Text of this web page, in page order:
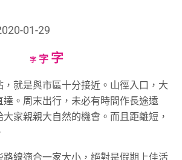
01-29
字Decrease
size.
字Reset
size.
字Increase
size.
就是與市區十分接近。山徑入口，大
。周末出行，未必有時間作長途遠
家親親大自然的機會。而且距離短，
路線適合一家大小，絕對是假期上佳活